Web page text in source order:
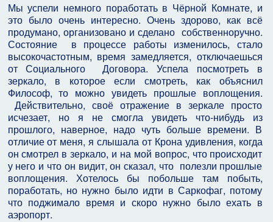
Мы успели немного поработать в Чёрной Комнате, и
это было очень интересно. Очень здорово, как всё
продумано, организовано и сделано собственноручно.
Состояние в процессе работы изменилось, стало
высокочастотным, время замедляется, отключаешься
от Социального Договора. Успела посмотреть в
зеркало, в которое если смотреть, как объяснил
Философ, то можно увидеть прошлые воплощения.
Действительно, своё отражение в зеркале просто
исчезает, но я не смогла увидеть что-нибудь из
прошлого, наверное, надо чуть больше времени. В
отличие от меня, я слышала от Крона удивления, когда
он смотрел в зеркало, и на мой вопрос, что происходит
у него и что он видит, он сказал, что полезли прошлые
воплощения. Хотелось бы побольше там побыть,
поработать, но нужно было идти в Саркофаг, потому
что поджимало время и скоро нужно было ехать в
аэропорт.